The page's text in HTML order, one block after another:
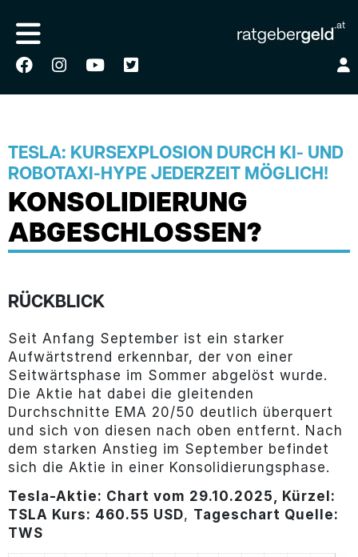
TESLA: KURSEXPLOSION DURCH KI- UND
ROBOTAXI-HYPE JEDERZEIT MÖGLICH!
KONSOLIDIERUNG
ABGESCHLOSSEN?
RÜCKBLICK
Seit Anfang September ist ein starker
Aufwärtstrend erkennbar, der von einer
Seitwärtsphase im Sommer abgelöst wurde.
Die Aktie hat dabei die gleitenden
Durchschnitte EMA 20/50 deutlich überquert
und sich von diesen nach oben entfernt. Nach
dem starken Anstieg im September befindet
sich die Aktie in einer Konsolidierungsphase.
Tesla-Aktie: Chart vom 29.10.2025, Kürzel:
TSLA Kurs: 460.55 USD, Tageschart Quelle:
TWS